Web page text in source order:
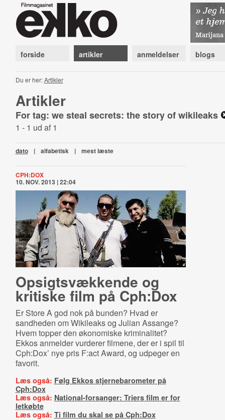
forside artikler anmeldelser blogs
Du er her:Artikler
Artikler
For tag: we steal secrets: the story of wikileaks
1 - 1 ud af 1
dato | alfabetisk | mest læste
CPH:DOX
10. NOV. 2013 | 22:04
Op­sigtsvæk­ken­de og
kritiske film på Cph:Dox
Er Store A god nok på bunden? Hvad er
sandheden om Wikileaks og Julian Assange?
Hvem topper den økonomiske kriminalitet?
Ekkos anmelder vurderer filmene, der er i spil til
Cph:Dox’ nye pris F:act Award, og udpeger en
favorit.
Læs også: Følg Ekkos stjernebarometer på
Cph:Dox
Læs også: National-forsanger: Triers film er for
letkøbte
Læs også: Ti film du skal se på Cph:Dox